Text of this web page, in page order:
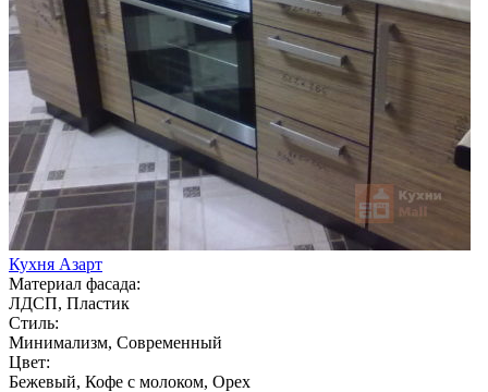
Кухня Азарт
Материал фасада:
ЛДСП, Пластик
Стиль:
Минимализм, Современный
Цвет:
Бежевый, Кофе с молоком, Орех